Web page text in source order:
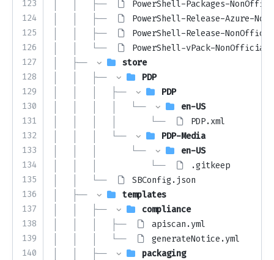
123
124
125
126
127
128
129
130
131
132
133
134
135
136
137
138
139
140
│   │   ├──
PowerShell-Packages-
│   │   ├──
PowerShell-Release-Azure-
│   │   ├──
PowerShell-Release-
│   │   └──
PowerShell-vPack-
│   ├──
store
│   │   ├──
PDP
│   │   │   ├──
PDP
│   │   │   │   └──
en-US
│   │   │   │       └──
PDP.xml
│   │   │   └──
PDP-Media
│   │   │       └──
en-US
│   │   │           └──
.gitkeep
│   │   └──
SBConfig.json
│   ├──
templates
│   │   ├──
compliance
│   │   │   ├──
apiscan.yml
│   │   │   └──
generateNotice.yml
│   │   ├──
packaging